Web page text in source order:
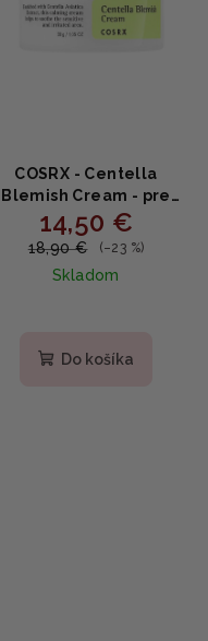
COSRX - Centella
Blemish Cream - pre
podráždenú a aknóznu
pokožku 30ml
14,50 €
18,90 € (–23 %)
Skladom
produktu
Do košíka